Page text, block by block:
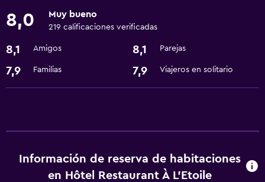
8,0 Muy bueno
219 calificaciones verificadas
8,1 Amigos 8,1 Parejas
7,9 Familias 7,9 Viajeros en solitario
Información de reserva de habitaciones
en Hôtel Restaurant À L'Etoile